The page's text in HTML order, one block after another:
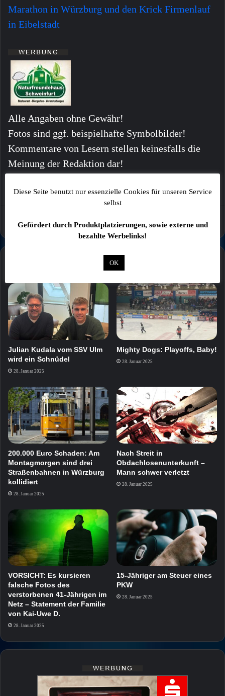
Marathon in Würzburg und den Krick Firmenlauf
in Eibelstadt
Alle Angaben ohne Gewähr!
Fotos sind ggf. beispielhafte Symbolbilder!
Kommentare von Lesern stellen keinesfalls die
Meinung der Redaktion dar!
Julian Kudala vom SSV Ulm
wird ein Schnüdel
28. Januar 2025
Mighty Dogs: Playoffs, Baby!
28. Januar 2025
200.000 Euro Schaden: Am
Montagmorgen sind drei
Straßenbahnen in Würzburg
kollidiert
28. Januar 2025
Nach Streit in
Obdachlosenunterkunft –
Mann schwer verletzt
28. Januar 2025
VORSICHT: Es kursieren
falsche Fotos des
verstorbenen 41-Jährigen im
Netz – Statement der Familie
von Kai-Uwe D.
28. Januar 2025
15-Jähriger am Steuer eines
PKW
28. Januar 2025
Diese Seite benutzt nur essenzielle Cookies für unseren Service
selbst
Gefördert durch Produktplatzierungen, sowie externe und
bezahlte Werbelinks!
OK